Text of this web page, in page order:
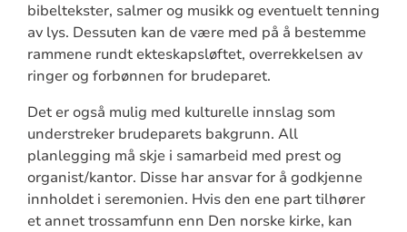
bibeltekster, salmer og musikk og eventuelt tenning
av lys. Dessuten kan de være med på å bestemme
rammene rundt ekteskapsløftet, overrekkelsen av
ringer og forbønnen for brudeparet.
Det er også mulig med kulturelle innslag som
understreker brudeparets bakgrunn. All
planlegging må skje i samarbeid med prest og
organist/kantor. Disse har ansvar for å godkjenne
innholdet i seremonien. Hvis den ene part tilhører
et annet trossamfunn enn Den norske kirke, kan